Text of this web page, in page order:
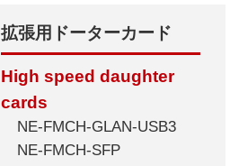
拡張用ドーターカード
High speed daughter
cards
NE-FMCH-GLAN-USB3
NE-FMCH-SFP